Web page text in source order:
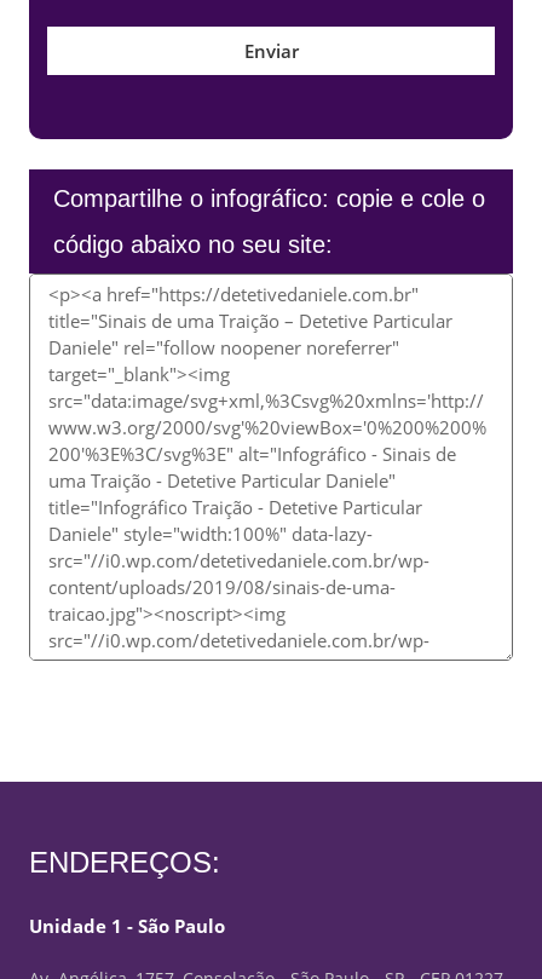
Compartilhe o infográfico: copie e cole o
código abaixo no seu site:
ENDEREÇOS:
Unidade 1 - São Paulo